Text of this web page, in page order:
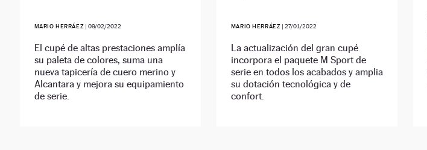
MARIO HERRÁEZ |09/02/2022
El cupé de altas prestaciones amplía
su paleta de colores, suma una
nueva tapicería de cuero merino y
Alcantara y mejora su equipamiento
de serie.
MARIO HERRÁEZ |27/01/2022
La actualización del gran cupé
incorpora el paquete M Sport de
serie en todos los acabados y amplia
su dotación tecnológica y de
confort.